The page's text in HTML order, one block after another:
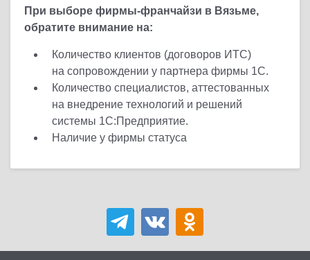
При выборе фирмы-франчайзи в Вязьме,
обратите внимание на:
Количество клиентов (договоров ИТС)
на сопровождении у партнера фирмы 1С.
Количество специалистов, аттестованных
на внедрение технологий и решений
системы 1С:Предприятие.
Наличие у фирмы статуса